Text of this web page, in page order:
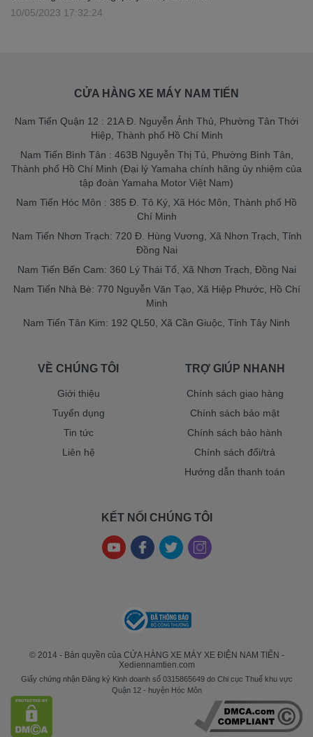
10/05/2023 17:32:24
CỬA HÀNG XE MÁY NAM TIẾN
Nam Tiến Quận 12 : 21A Đ. Nguyễn Ảnh Thủ, Phường Tân Thới
Hiệp, Thành phố Hồ Chí Minh
Nam Tiến Bình Tân : 463B Nguyễn Thị Tú, Phường Bình Tân,
Thành phố Hồ Chí Minh (Đại lý Yamaha chính hãng ủy nhiệm của
tập đoàn Yamaha Motor Việt Nam)
Nam Tiến Hóc Môn : 385 Đ. Tô Ký, Xã Hóc Môn, Thành phố Hồ
Chí Minh
Nam Tiến Nhơn Trạch: 720 Đ. Hùng Vương, Xã Nhơn Trạch, Tỉnh
Đồng Nai
Nam Tiến Bến Cam: 360 Lý Thái Tổ, Xã Nhơn Trạch, Đồng Nai
Nam Tiến Nhà Bè: 770 Nguyễn Văn Tạo, Xã Hiệp Phước, Hồ Chí
Minh
Nam Tiến Tân Kim: 192 QL50, Xã Cần Giuộc, Tỉnh Tây Ninh
VỀ CHÚNG TÔI
Giới thiệu
Tuyển dụng
Tin tức
Liên hệ
TRỢ GIÚP NHANH
Chính sách giao hàng
Chính sách bảo mật
Chính sách bảo hành
Chính sách đổi/trả
Hướng dẫn thanh toán
KẾT NỐI CHÚNG TÔI
© 2014 - Bản quyền của CỬA HÀNG XE MÁY XE ĐIỆN NAM TIẾN -
Xediennamtien.com
Giấy chứng nhận Đăng ký Kinh doanh số 0315865649 do Chi cục Thuế khu vực
Quận 12 - huyện Hóc Môn